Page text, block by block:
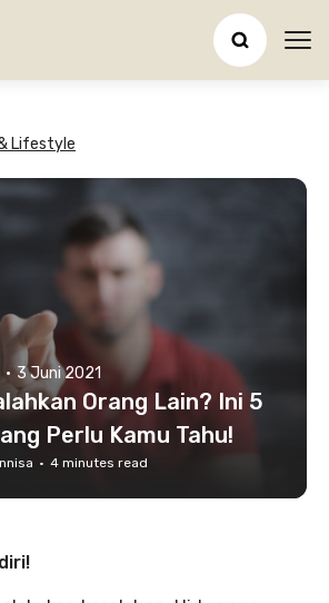
Lifestyle
· 3 Juni 2021
Orang Lain? Ini 5
Perlu Kamu Tahu!
· 4 minutes read